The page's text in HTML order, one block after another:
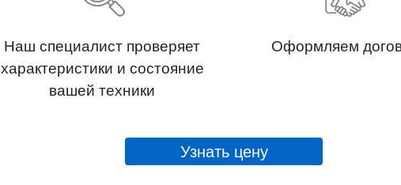
Наш специалист проверяет
характеристики и состояние
вашей техники
Оформляем
Узнать цену